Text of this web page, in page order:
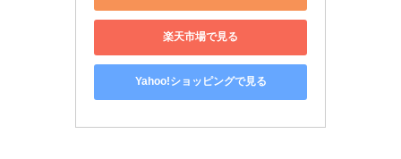
楽天市場で見る
Yahoo!ショッピングで見る